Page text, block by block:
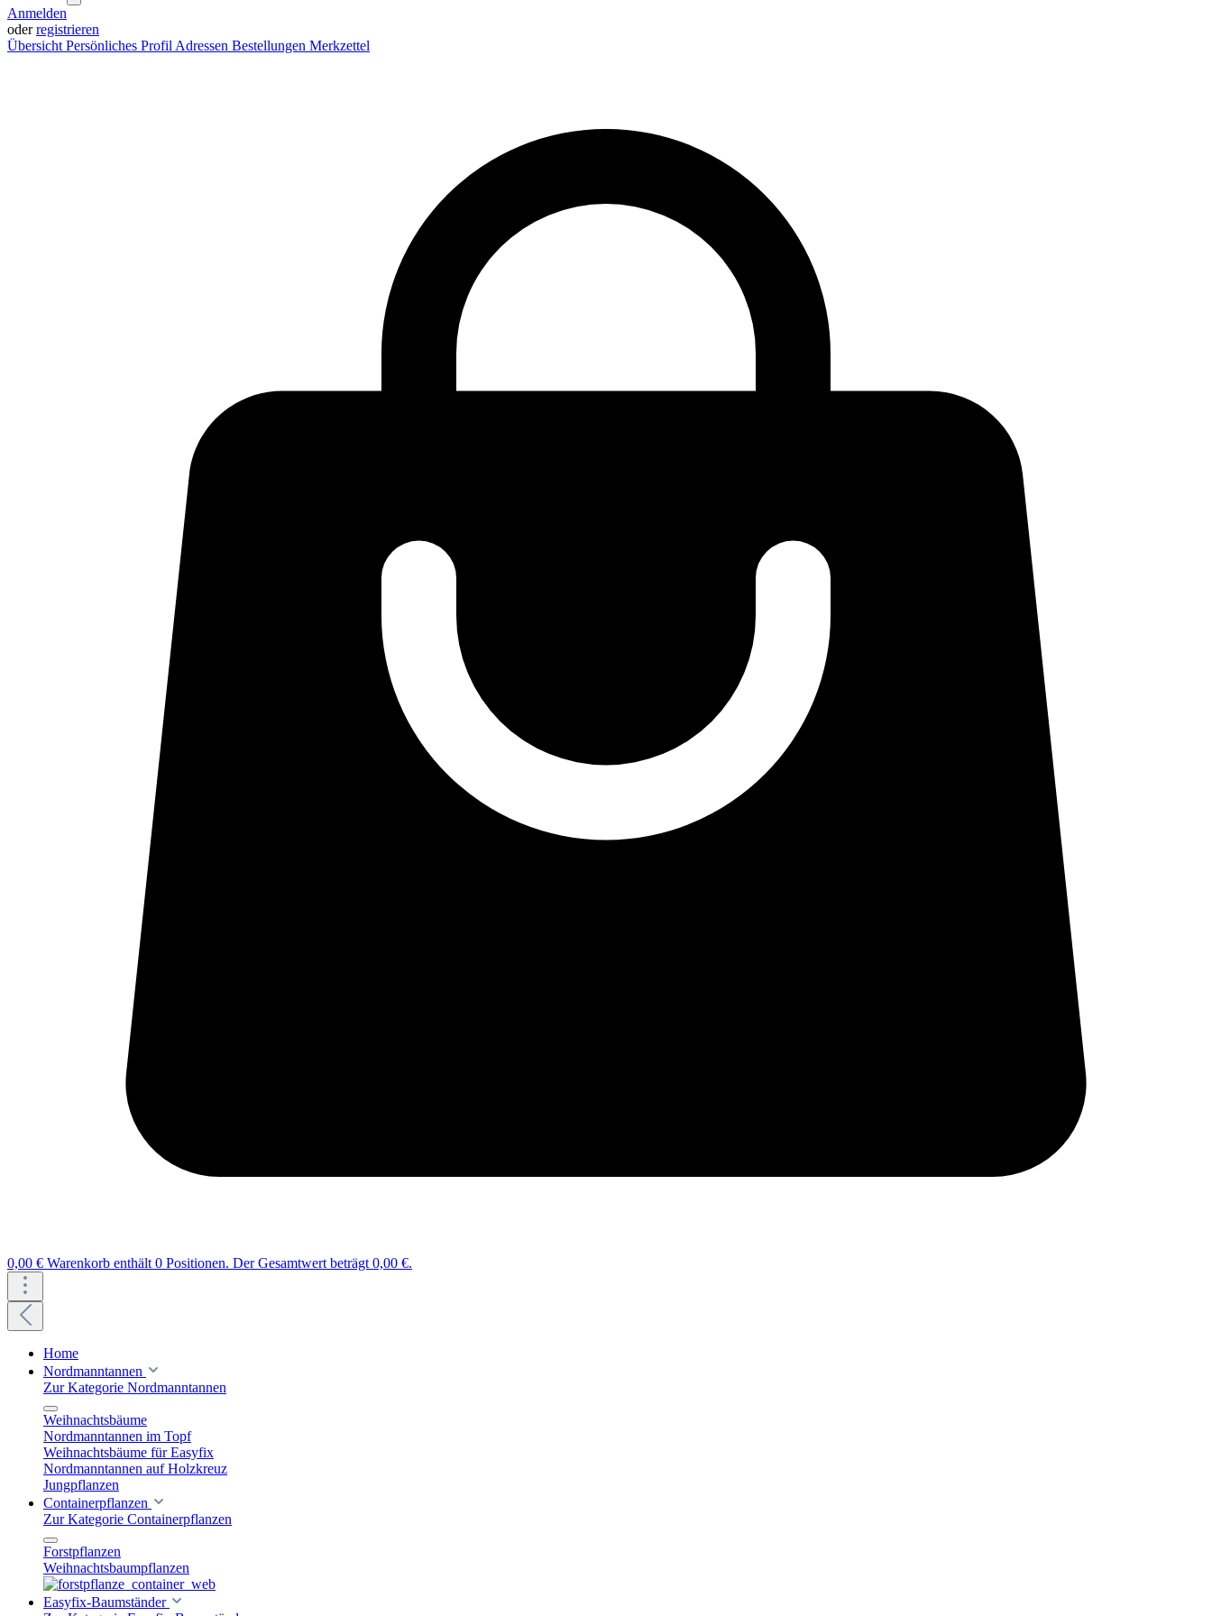
Anmelden
oderregistrieren
Übersicht Persönliches Profil Adressen Bestellungen Merkzettel
0,00 € Warenkorb enthält 0 Positionen. Der Gesamtwert beträgt 0,00 €.
Home
Nordmanntannen
Zur Kategorie Nordmanntannen
Weihnachtsbäume
Nordmanntannen im Topf
Weihnachtsbäume für Easyfix
Nordmanntannen auf Holzkreuz
Jungpflanzen
Containerpflanzen
Zur Kategorie Containerpflanzen
Forstpflanzen
Weihnachtsbaumpflanzen
Easyfix-Baumständer